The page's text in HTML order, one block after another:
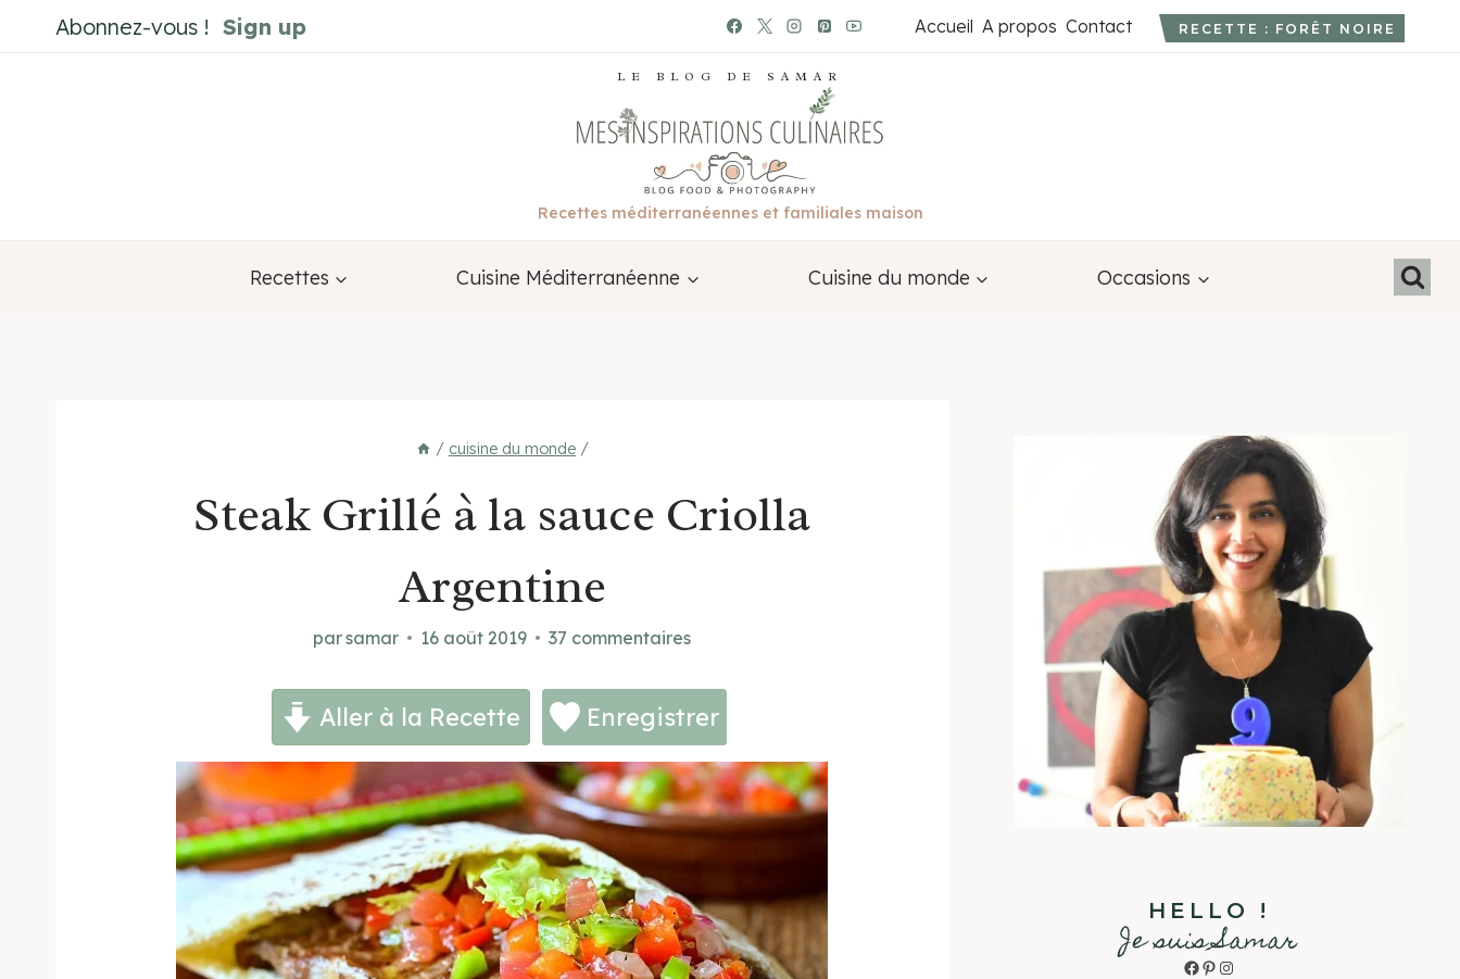
au
Abonnez-vous ! Sign up Accueil A propos Contact RECETTE : FORÊT NOIRE
LE BLOG DE SAMAR
Recettes méditerranéennes et familiales maison
Recettes Cuisine Méditerranéenne Cuisine du monde Occasions
/ cuisine du monde /
Steak Grillé à la sauce Criolla
Argentine
parsamar 16 août 2019 37 commentaires
Aller à la Recette Enregistrer
HELLO !
Je suis Samar
Facebook
Pinterest
Instagram